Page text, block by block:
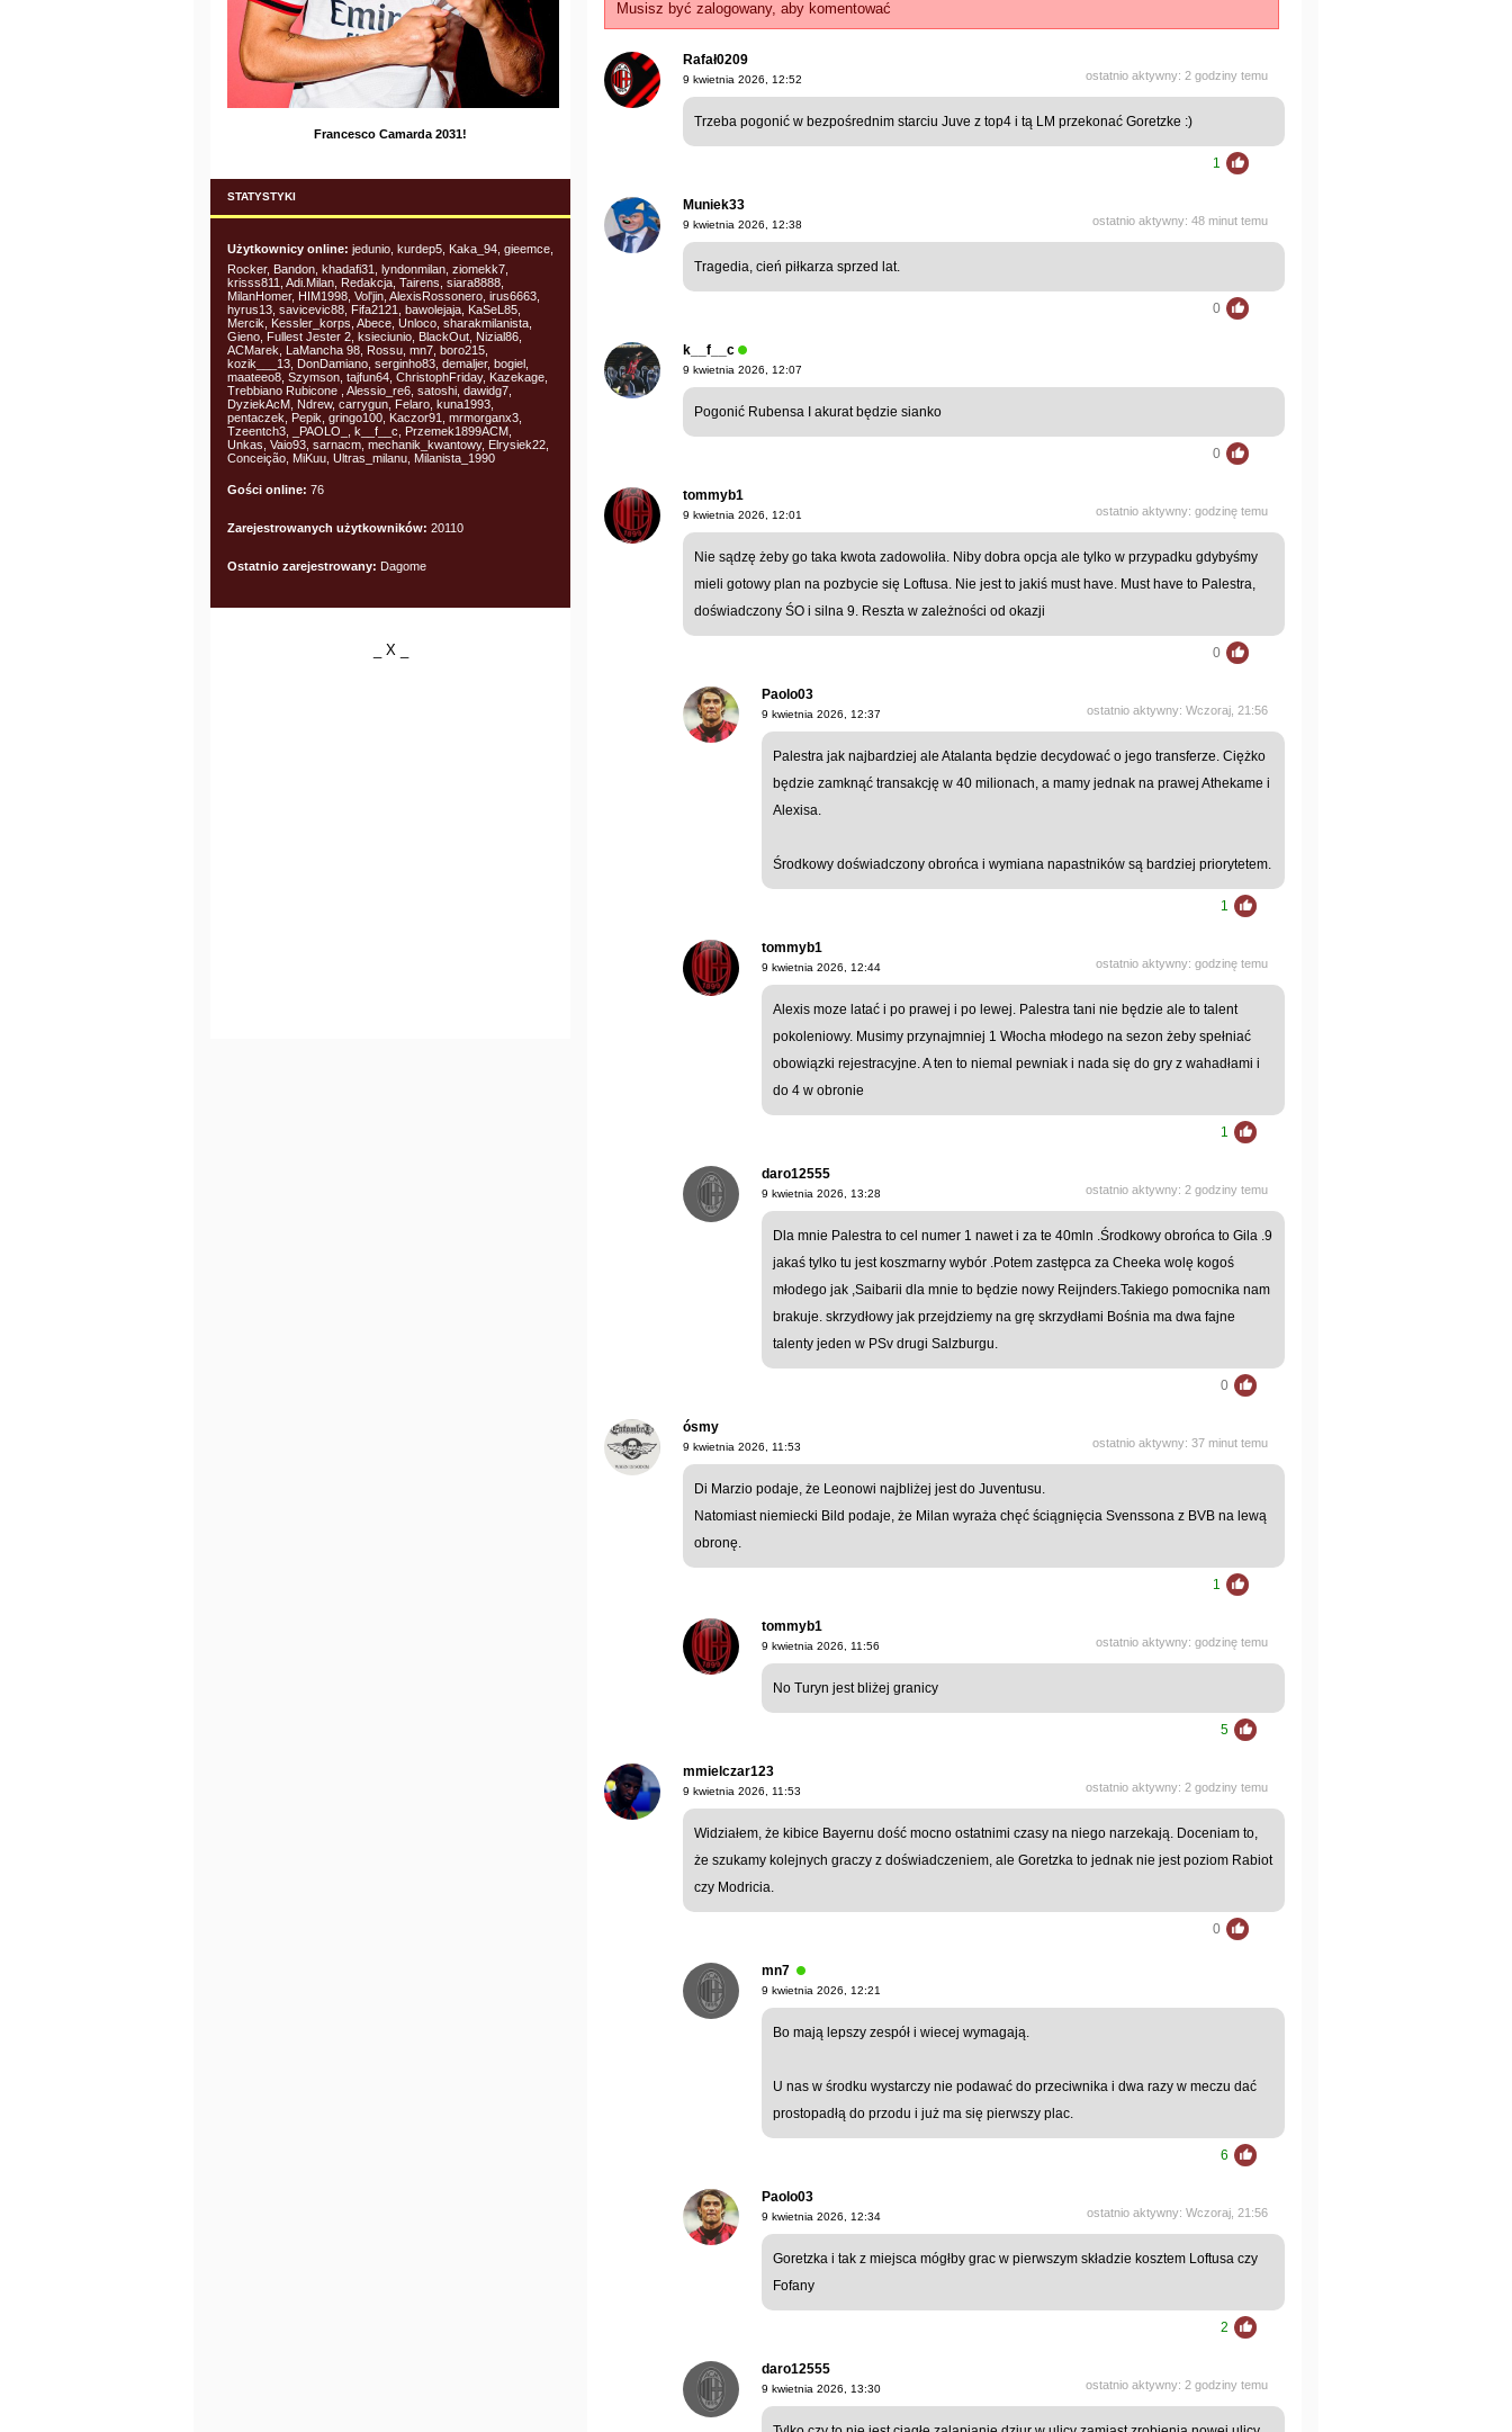
Francesco Camarda 2031!
STATYSTYKI
Użytkownicy online: jedunio, kurdep5, Kaka_94, gieemce,
Rocker, Bandon, khadafi31, lyndonmilan, ziomekk7,
krisss811, Adi.Milan, Redakcja, Tairens, siara8888,
MilanHomer, HIM1998, Vol'jin, AlexisRossonero, irus6663,
hyrus13, savicevic88, Fifa2121, bawolejaja, KaSeL85,
Mercik, Kessler_korps, Abece, Unloco, sharakmilanista,
Gieno, Fullest Jester 2, ksieciunio, BlackOut, Nizial86,
ACMarek, LaMancha 98, Rossu, mn7, boro215,
kozik___13, DonDamiano, serginho83, demaljer, bogiel,
maateeo8, Szymson, tajfun64, ChristophFriday, Kazekage,
Trebbiano Rubicone , Alessio_re6, satoshi, dawidg7,
DyziekAcM, Ndrew, carrygun, Felaro, kuna1993,
pentaczek, Pepik, gringo100, Kaczor91, mrmorganx3,
Tzeentch3, _PAOLO_, k__f__c, Przemek1899ACM,
Unkas, Vaio93, sarnacm, mechanik_kwantowy, Elrysiek22,
Conceição, MiKuu, Ultras_milanu, Milanista_1990
Gości online: 76
Zarejestrowanych użytkowników: 20110
Ostatnio zarejestrowany: Dagome
_ X _
Musisz być zalogowany, aby komentować
Rafał0209
ostatnio aktywny: 2 godziny temu
9 kwietnia 2026, 12:52
Trzeba pogonić w bezpośrednim starciu Juve z top4 i tą LM przekonać Goretzke :)
1
Muniek33
ostatnio aktywny: 48 minut temu
9 kwietnia 2026, 12:38
Tragedia, cień piłkarza sprzed lat.
0
k__f__c
9 kwietnia 2026, 12:07
Pogonić Rubensa I akurat będzie sianko
0
tommyb1
ostatnio aktywny: godzinę temu
9 kwietnia 2026, 12:01
Nie sądzę żeby go taka kwota zadowoliła. Niby dobra opcja ale tylko w przypadku gdybyśmy
mieli gotowy plan na pozbycie się Loftusa. Nie jest to jakiś must have. Must have to Palestra,
doświadczony ŚO i silna 9. Reszta w zależności od okazji
0
Paolo03
ostatnio aktywny: Wczoraj, 21:56
9 kwietnia 2026, 12:37
Palestra jak najbardziej ale Atalanta będzie decydować o jego transferze. Ciężko
będzie zamknąć transakcję w 40 milionach, a mamy jednak na prawej Athekame i
Alexisa.
Środkowy doświadczony obrońca i wymiana napastników są bardziej priorytetem.
1
tommyb1
ostatnio aktywny: godzinę temu
9 kwietnia 2026, 12:44
Alexis moze latać i po prawej i po lewej. Palestra tani nie będzie ale to talent
pokoleniowy. Musimy przynajmniej 1 Włocha młodego na sezon żeby spełniać
obowiązki rejestracyjne. A ten to niemal pewniak i nada się do gry z wahadłami i
do 4 w obronie
1
daro12555
ostatnio aktywny: 2 godziny temu
9 kwietnia 2026, 13:28
Dla mnie Palestra to cel numer 1 nawet i za te 40mln .Środkowy obrońca to Gila .9
jakaś tylko tu jest koszmarny wybór .Potem zastępca za Cheeka wolę kogoś
młodego jak ,Saibarii dla mnie to będzie nowy Reijnders.Takiego pomocnika nam
brakuje. skrzydłowy jak przejdziemy na grę skrzydłami Bośnia ma dwa fajne
talenty jeden w PSv drugi Salzburgu.
0
ósmy
ostatnio aktywny: 37 minut temu
9 kwietnia 2026, 11:53
Di Marzio podaje, że Leonowi najbliżej jest do Juventusu.
Natomiast niemiecki Bild podaje, że Milan wyraża chęć ściągnięcia Svenssona z BVB na lewą
obronę.
1
tommyb1
ostatnio aktywny: godzinę temu
9 kwietnia 2026, 11:56
No Turyn jest bliżej granicy
5
mmielczar123
ostatnio aktywny: 2 godziny temu
9 kwietnia 2026, 11:53
Widziałem, że kibice Bayernu dość mocno ostatnimi czasy na niego narzekają. Doceniam to,
że szukamy kolejnych graczy z doświadczeniem, ale Goretzka to jednak nie jest poziom Rabiot
czy Modricia.
0
mn7
9 kwietnia 2026, 12:21
Bo mają lepszy zespół i wiecej wymagają.
U nas w środku wystarczy nie podawać do przeciwnika i dwa razy w meczu dać
prostopadłą do przodu i już ma się pierwszy plac.
6
Paolo03
ostatnio aktywny: Wczoraj, 21:56
9 kwietnia 2026, 12:34
Goretzka i tak z miejsca mógłby grac w pierwszym składzie kosztem Loftusa czy
Fofany
2
daro12555
ostatnio aktywny: 2 godziny temu
9 kwietnia 2026, 13:30